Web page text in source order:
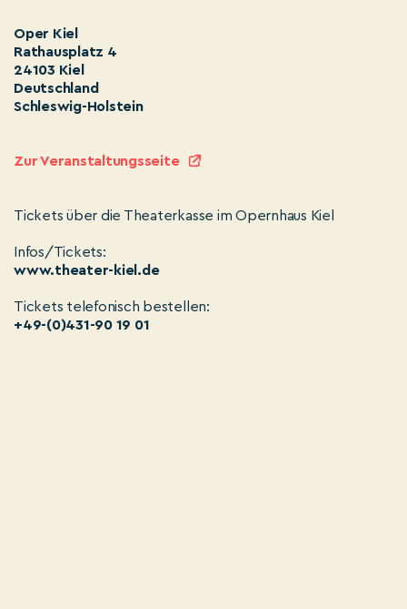
Oper Kiel
Rathausplatz 4
24103 Kiel
Deutschland
Schleswig-Holstein
Zur Veranstaltungsseite
Tickets über die Theaterkasse im Opernhaus Kiel
Infos/Tickets:
www.theater-kiel.de
Tickets telefonisch bestellen:
+49-(0)431-90 19 01